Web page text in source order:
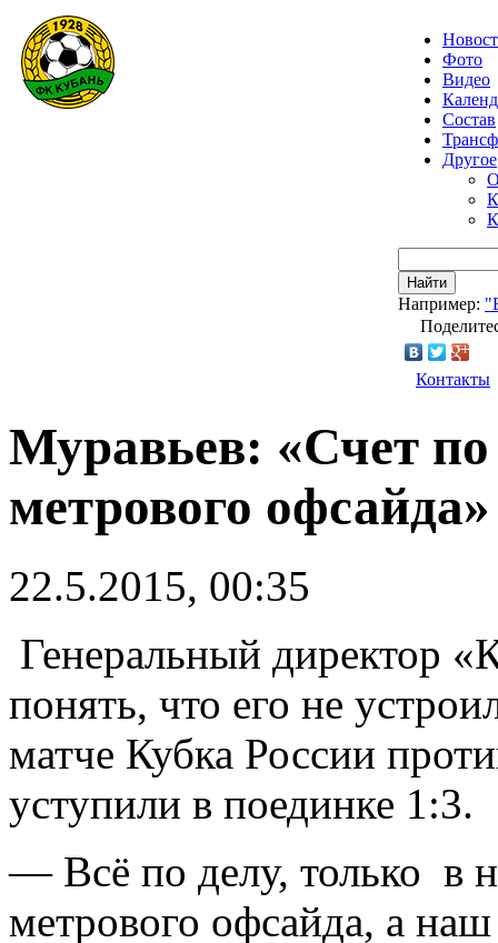
Фото
Видео
Состав
Другое
Найти
Например:
Контакты
Муравьев: «Счет по
метрового офсайда»
22.5.2015, 00:35
Генеральный директор
понять, что его не
матче Кубка России
уступили в поединке 1:3.
— Всё по делу, только в
метрового офсайда, а